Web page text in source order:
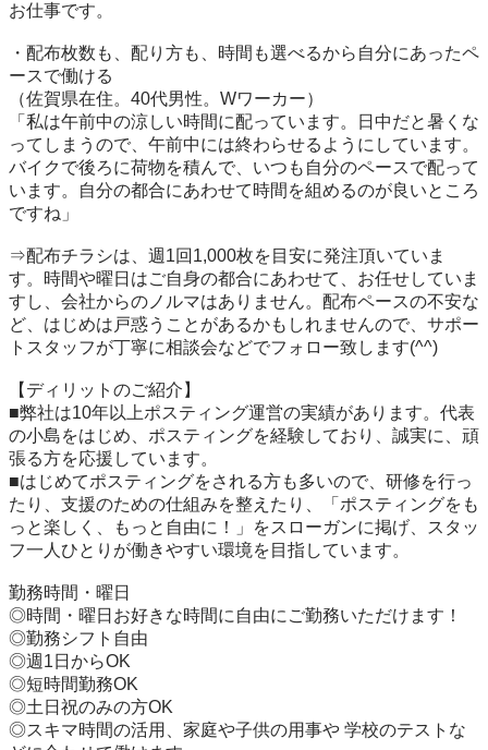
お仕事です。
・配布枚数も、配り方も、時間も選べるから自分にあったペ
ースで働ける
（佐賀県在住。40代男性。Wワーカー）
「私は午前中の涼しい時間に配っています。日中だと暑くな
ってしまうので、午前中には終わらせるようにしています。
バイクで後ろに荷物を積んで、いつも自分のペースで配って
います。自分の都合にあわせて時間を組めるのが良いところ
ですね」
⇒配布チラシは、週1回1,000枚を目安に発注頂いていま
す。時間や曜日はご自身の都合にあわせて、お任せしていま
すし、会社からのノルマはありません。配布ペースの不安な
ど、はじめは戸惑うことがあるかもしれませんので、サポー
トスタッフが丁寧に相談会などでフォロー致します(^^)
【ディリットのご紹介】
■弊社は10年以上ポスティング運営の実績があります。代表
の小島をはじめ、ポスティングを経験しており、誠実に、頑
張る方を応援しています。
■はじめてポスティングをされる方も多いので、研修を行っ
たり、支援のための仕組みを整えたり、「ポスティングをも
っと楽しく、もっと自由に！」をスローガンに掲げ、スタッ
フ一人ひとりが働きやすい環境を目指しています。
勤務時間・曜日
◎時間・曜日お好きな時間に自由にご勤務いただけます！
◎勤務シフト自由
◎週1日からOK
◎短時間勤務OK
◎土日祝のみの方OK
◎スキマ時間の活用、家庭や子供の用事や 学校のテストな